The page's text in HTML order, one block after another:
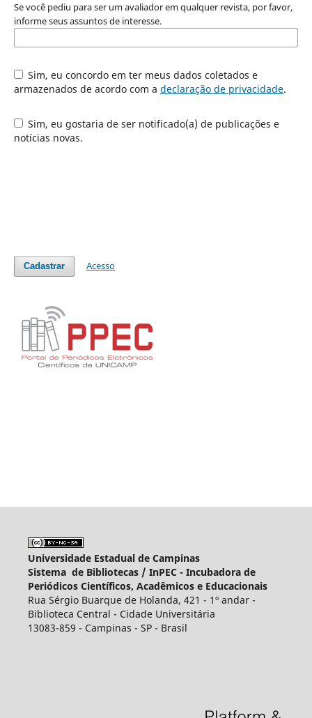
Se você pediu para ser um avaliador em qualquer revista, por favor,
informe seus assuntos de interesse.
Sim, eu concordo em ter meus dados coletados e
armazenados de acordo com a declaração de privacidade.
Sim, eu gostaria de ser notificado(a) de publicações e
notícias novas.
Cadastrar Acesso
Universidade Estadual de Campinas
Sistema de Bibliotecas / InPEC - Incubadora de
Periódicos Científicos, Acadêmicos e Educacionais
Rua Sérgio Buarque de Holanda, 421 - 1º andar -
Biblioteca Central - Cidade Universitária
13083-859 - Campinas - SP - Brasil